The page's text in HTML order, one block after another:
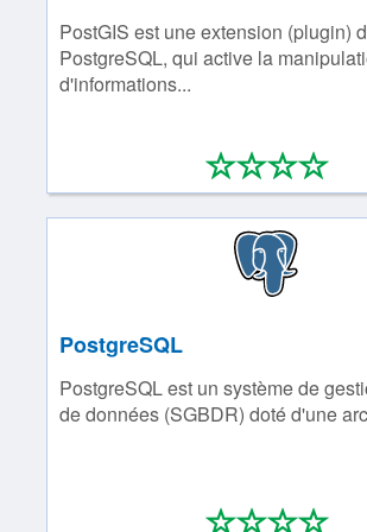
PostGIS est une extension (plugin)
PostgreSQL, qui active la
d'informations...
****
0/4
PostgreSQL
PostgreSQL est un système de
de données (SGBDR) doté d'une
****
0/4